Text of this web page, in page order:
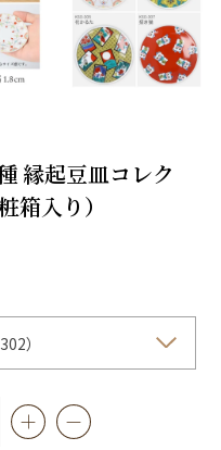
縁起豆皿コレク
箱入り）